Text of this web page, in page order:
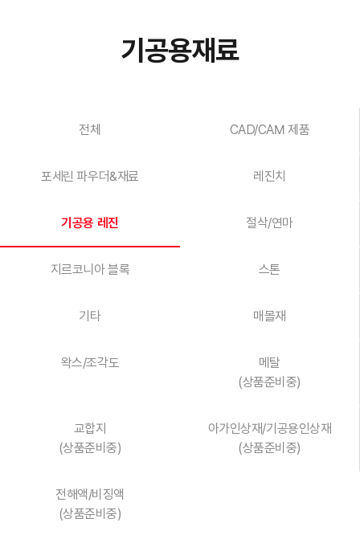
기공용재료
전체 CAD/CAM 제품
포세린 파우더&재료 레진치
기공용 레진 절삭/연마
지르코니아 블록 스톤
기타 매몰재
왁스/조각도
메탈
(상품준비중)
교합지
(상품준비중)
아가인상재/기공용인상재
(상품준비중)
전해액/비징액
(상품준비중)